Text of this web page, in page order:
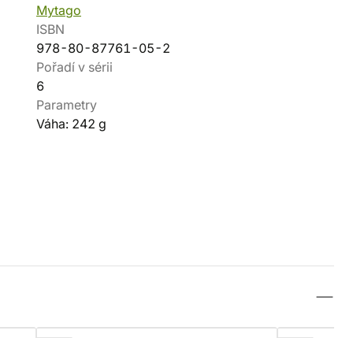
Mytago
ISBN
978-80-87761-05-2
Pořadí v sérii
6
Parametry
Váha: 242 g